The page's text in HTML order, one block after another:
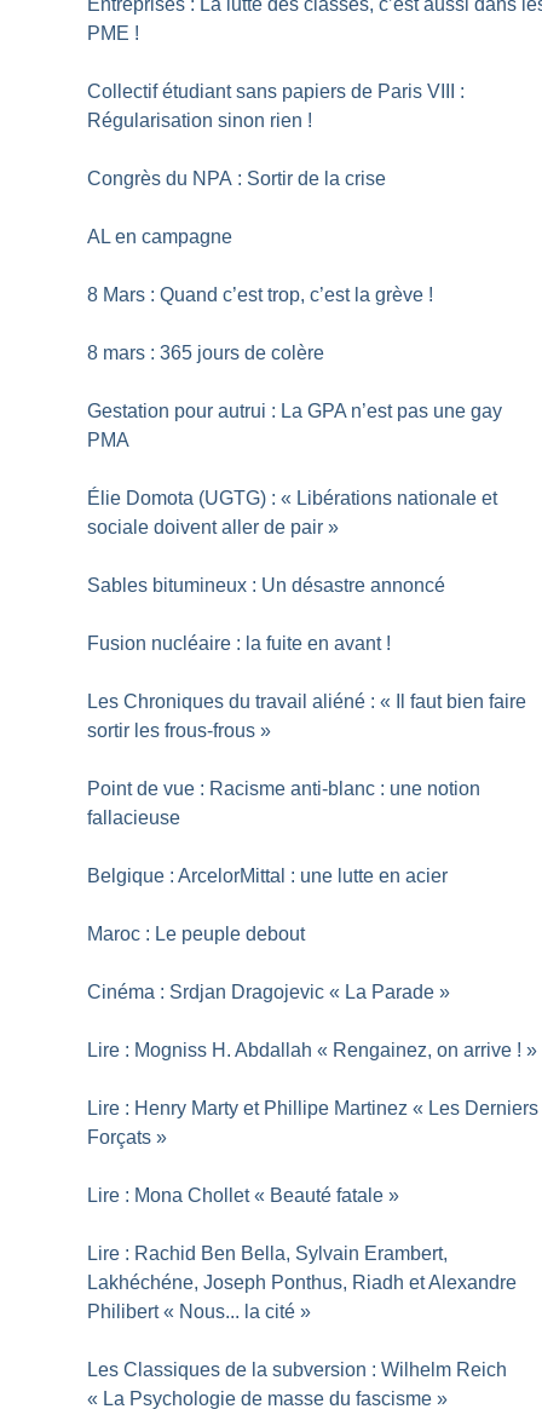
Entreprises : La lutte des classes, c’est aussi dans
PME !
Collectif étudiant sans papiers de Paris VIII :
Régularisation sinon rien !
Congrès du NPA : Sortir de la crise
AL en campagne
8 Mars : Quand c’est trop, c’est la grève !
8 mars : 365 jours de colère
Gestation pour autrui : La GPA n’est pas une gay
PMA
Élie Domota (UGTG) : « Libérations nationale et
sociale doivent aller de pair »
Sables bitumineux : Un désastre annoncé
Fusion nucléaire : la fuite en avant !
Les Chroniques du travail aliéné : «
Il faut bien faire
sortir les frous-frous »
Point de vue : Racisme anti-blanc : une notion
fallacieuse
Belgique : ArcelorMittal : une lutte en acier
Maroc : Le peuple debout
Cinéma : Srdjan Dragojevic « La Parade »
Lire : Mogniss H. Abdallah « Rengainez, on arrive ! »
Lire : Henry Marty et Phillipe Martinez « Les Derniers
Forçats »
Lire : Mona Chollet « Beauté fatale »
Lire : Rachid Ben Bella, Sylvain Erambert,
Lakhéchéne, Joseph Ponthus, Riadh et Alexandre
Philibert « Nous... la cité »
Les Classiques de la subversion : Wilhelm Reich
« La Psychologie de masse du fascisme »